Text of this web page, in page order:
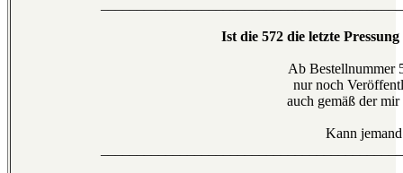
Ist die 572 die letzte
Ab Bestellnummer
nur noch
auch gemäß der
Kann